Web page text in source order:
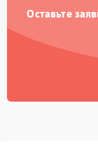
Оставьте